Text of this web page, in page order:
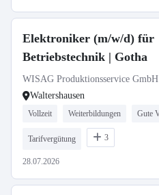
Elektroniker (m/w/d) für
Betriebstechnik | Gotha
WISAG Produktionsservice GmbH
Waltershausen
Vollzeit Weiterbildungen Gute
Tarifvergütung 3
28.07.2026